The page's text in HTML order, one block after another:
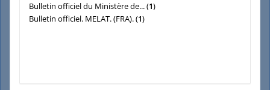
Bulletin officiel du Ministère de...(1)
Bulletin officiel. MELAT. (FRA).(1)